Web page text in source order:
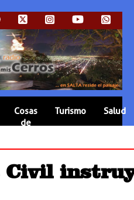
Cosas
de
Turismo Salud
Civil